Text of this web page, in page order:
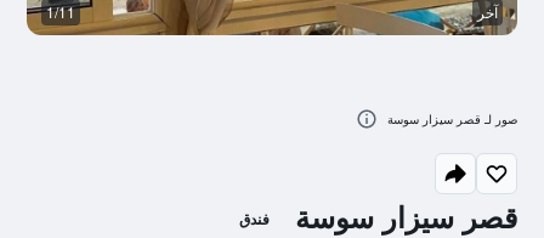
قصر سيزار سوسة فندق
آخر 1/11
صور لـ قصر سيزار سوسة